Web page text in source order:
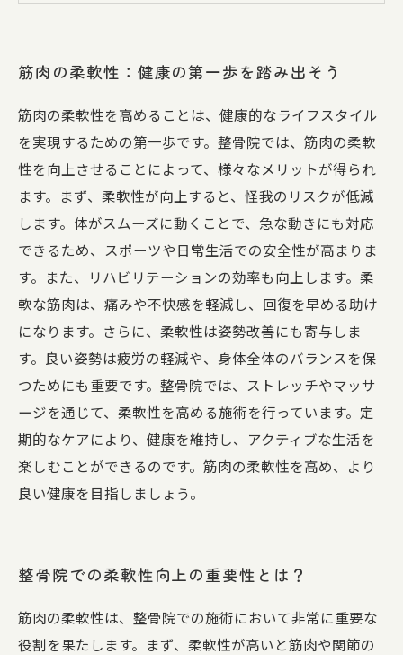
訣
筋肉の柔軟性を高めて、より充実した毎日を！
筋肉の柔軟性：健康の第一歩を踏み出そう
筋肉の柔軟性を高めることは、健康的なライフスタイル
を実現するための第一歩です。整骨院では、筋肉の柔軟
性を向上させることによって、様々なメリットが得られ
ます。まず、柔軟性が向上すると、怪我のリスクが低減
します。体がスムーズに動くことで、急な動きにも対応
できるため、スポーツや日常生活での安全性が高まりま
す。また、リハビリテーションの効率も向上します。柔
軟な筋肉は、痛みや不快感を軽減し、回復を早める助け
になります。さらに、柔軟性は姿勢改善にも寄与しま
す。良い姿勢は疲労の軽減や、身体全体のバランスを保
つためにも重要です。整骨院では、ストレッチやマッサ
ージを通じて、柔軟性を高める施術を行っています。定
期的なケアにより、健康を維持し、アクティブな生活を
楽しむことができるのです。筋肉の柔軟性を高め、より
良い健康を目指しましょう。
整骨院での柔軟性向上の重要性とは？
筋肉の柔軟性は、整骨院での施術において非常に重要な
役割を果たします。まず、柔軟性が高いと筋肉や関節の